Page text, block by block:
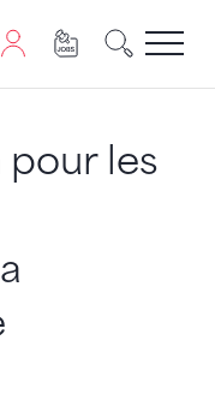
benötigt.
pour les